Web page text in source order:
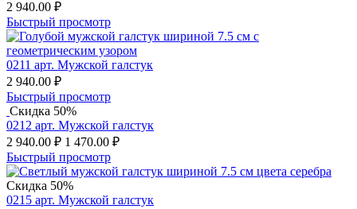
2 940.00 ₽
Быстрый просмотр
0211 арт. Мужской галстук
2 940.00 ₽
Быстрый просмотр
Скидка 50%
0212 арт. Мужской галстук
2 940.00 ₽ 1 470.00 ₽
Быстрый просмотр
Скидка 50%
0215 арт. Мужской галстук